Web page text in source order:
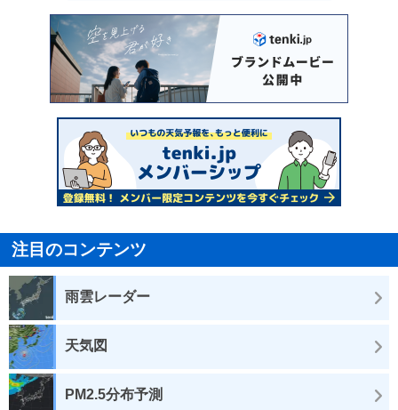
注目のコンテンツ
雨雲レーダー
天気図
PM2.5分布予測